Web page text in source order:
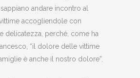
andare incontro al
accogliendole con
delicatezza, perché, come ha
“il dolore delle vittime
è anche il nostro dolore”.